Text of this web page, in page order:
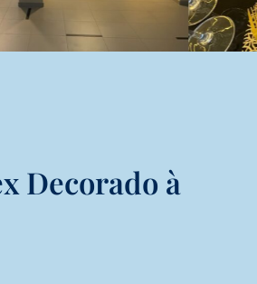
Decorado à